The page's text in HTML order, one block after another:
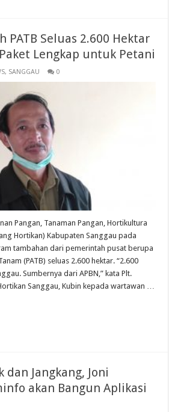
PATB Seluas 2.600 Hektar
Lengkap untuk Petani
, SANGGAU 0
Pangan, Tanaman Pangan, Hortikultura
Hortikan) Kabupaten Sanggau pada
tambahan dari pemerintah pusat berupa
(PATB) seluas 2.600 hektar. “2.600
Sumbernya dari APBN,” kata Plt.
Sanggau, Kubin kepada wartawan …
Jangkang, Joni
akan Bangun Aplikasi